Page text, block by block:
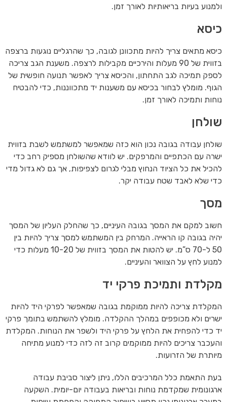
ולמנוע בעיות בריאותיות לאורך זמן.
כיסא
כיסא מתאים צריך להיות מתכוונן לגובה, כך שהרגליים נוגעות ברצפה
בזווית של 90 מעלות והירכיים מקבילות לרצפה. משענת הגב צריכה
לספק תמיכה לגב התחתון, והכיסא צריך לאפשר תנועה חופשית של
הגוף. מומלץ לבחור בכיסא עם משענות יד מתכווננות, כדי להבטיח
נוחות ותמיכה לאורך זמן.
שולחן
שולחן עבודה בגובה נכון הוא כזה שמאפשר למשתמש לשבת בזווית
ישרה עם הכתפיים והמרפקים. יש לוודא שהשולחן מספיק רחב כדי
להכיל את כל הציוד הנחוץ מבלי לגרום לצפיפות, אך גם לא גדול מדי
כדי שלא לאבד שטח עבודה יקר.
מסך
חשוב למקם את המסך בגובה העיניים, כך שהחלק העליון של המסך
יהיה בגובה קו הראייה. המרחק בין המשתמש למסך צריך להיות בין
50 ל-70 ס”מ. יש להטות את המסך בזווית של 10-20 מעלות כדי
למנוע לחץ על הצוואר והעיניים.
מקלדת ותמיכת פרקי יד
המקלדת צריכה להיות ממוקמת בגובה שמאפשר לפרקי היד להיות
ישרים ולא מכופפים במהלך ההקלדה. מומלץ להשתמש בתומך פרקי
יד כדי להפחית את הלחץ על פרקי היד ולשפר את הנוחות. המקלדת
והעכבר צריכים להיות ממוקמים קרוב זה לזה כדי למנוע מתיחה
מיותרת של הזרועות.
בעת התאמת כלל המרכיבים הללו, ניתן ליצור סביבת עבודה
ארגונומית שמקדמת נוחות ובריאות בעבודה יום-יומית. השקעה